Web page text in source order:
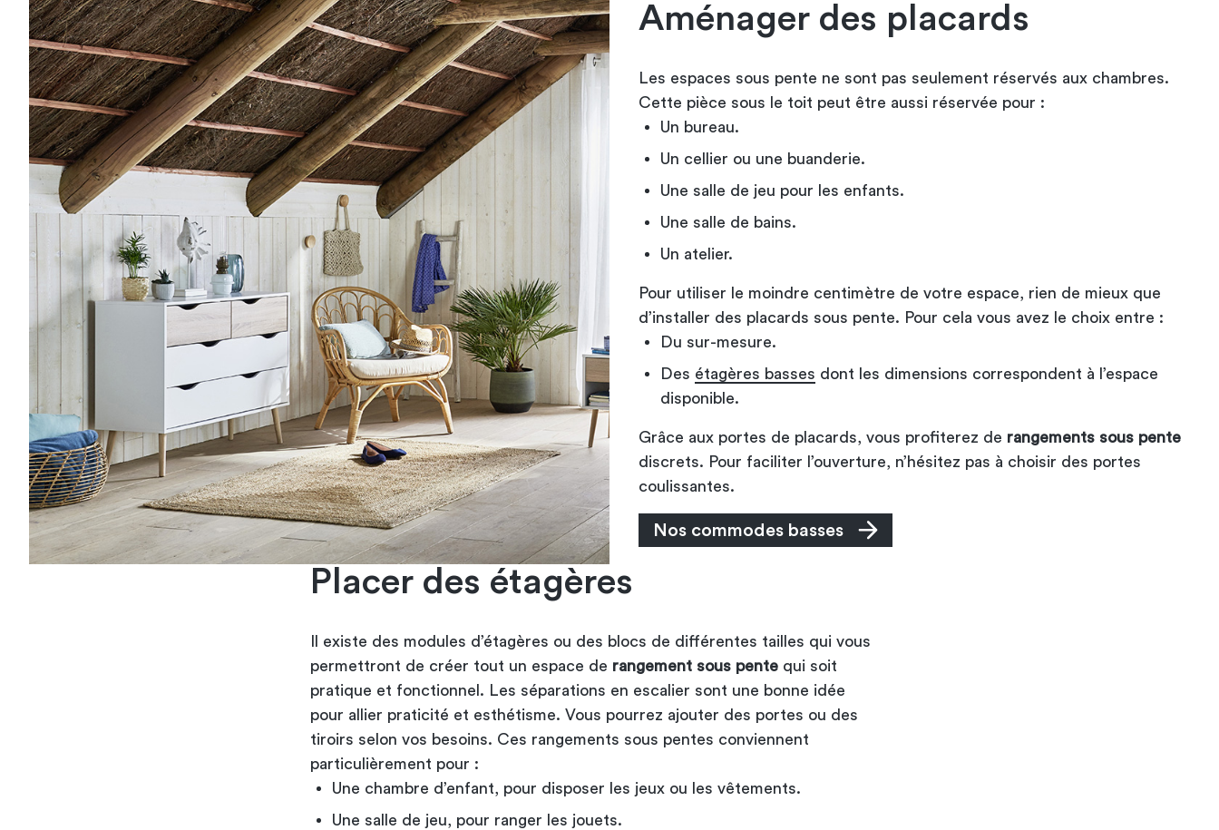
Aménager des placards
Les espaces sous pente ne sont pas seulement réservés aux chambres.
Cette pièce sous le toit peut être aussi réservée pour :
Un bureau.
Un cellier ou une buanderie.
Une salle de jeu pour les enfants.
Une salle de bains.
Un atelier.
Pour utiliser le moindre centimètre de votre espace, rien de mieux que
d’installer des placards sous pente. Pour cela vous avez le choix entre :
Du sur-mesure.
Des étagères basses dont les dimensions correspondent à l’espace
disponible.
Grâce aux portes de placards, vous profiterez de rangements sous pente
discrets. Pour faciliter l’ouverture, n’hésitez pas à choisir des portes
coulissantes.
Nos commodes basses
Placer des étagères
Il existe des modules d’étagères ou des blocs de différentes tailles qui vous
permettront de créer tout un espace de rangement sous pente qui soit
pratique et fonctionnel. Les séparations en escalier sont une bonne idée
pour allier praticité et esthétisme. Vous pourrez ajouter des portes ou des
tiroirs selon vos besoins. Ces rangements sous pentes conviennent
particulièrement pour :
Une chambre d’enfant, pour disposer les jeux ou les vêtements.
Une salle de jeu, pour ranger les jouets.